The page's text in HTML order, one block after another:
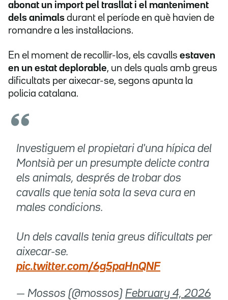
abonat un import pel trasllat i el manteniment
dels animals durant el període en què havien de
romandre a les instal·lacions.
En el moment de recollir-los, els cavalls estaven
en un estat deplorable, un dels quals amb greus
dificultats per aixecar-se, segons apunta la
policia catalana.
Investiguem el propietari d'una hípica del
Montsià per un presumpte delicte contra
els animals, després de trobar dos
cavalls que tenia sota la seva cura en
males condicions.
Un dels cavalls tenia greus dificultats per
aixecar-se.
pic.twitter.com/6g5paHnQNF
— Mossos (@mossos) February 4, 2026